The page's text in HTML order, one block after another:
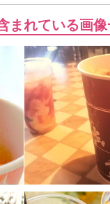
まれている画